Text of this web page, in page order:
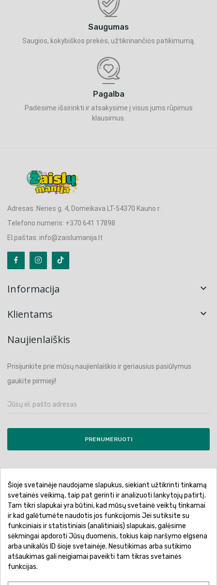
Saugumas
Saugios, kokybiškos prekės, užtikrinančios patikimumą.
Pagalba
Padėsime išsirinkti ir atsakysime į visus jums rūpimus
klausimus.
Adresas: Neries g. 4, Domeikava LT-54370 Kauno r.
Telefono numeris: +370 641 17898
El.paštas: info@zaislumanija.lt
Informacija 
Klientams 
Naujienlaiškis
Prisijunkite prie mūsų naujienlaiškio ir geriausius pasiūlymus
gaukite pirmieji!
PRENUMERUOTI
Pirkimo sąlygos ir taisyklės
Privatumo politika
Garantinis aptarnavimas
Prekių pristatymas
Prekių grąžinimas
Atsiskaitymo būdai
Šioje svetainėje naudojame slapukus, siekiant užtikrinti tinkamą
svetainės veikimą, taip pat gerinti ir analizuoti lankytojų patirtį.
Tam tikri slapukai yra būtini, kad mūsų svetainė veiktų tinkamai
ir kad galėtumėte naudotis jos funkcijomis Jei sutiksite su
funkciniais ir statistiniais (analitiniais) slapukais, galėsime
sėkmingai apdoroti Jūsų duomenis, tokius kaip naršymo elgsena
arba unikalūs ID šioje svetainėje. Nesutikimas arba sutikimo
atšaukimas gali neigiamai paveikti tam tikras svetainės
funkcijas.